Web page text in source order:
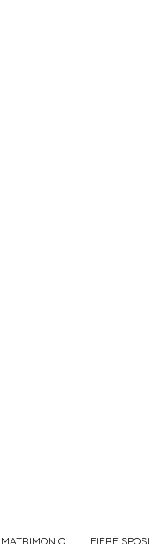
FIERE SPOSI